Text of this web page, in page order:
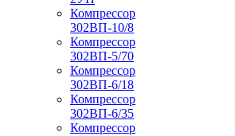
Компрессор
302ВП-10/8
Компрессор
302ВП-5/70
Компрессор
302ВП-6/18
Компрессор
302ВП-6/35
Компрессор